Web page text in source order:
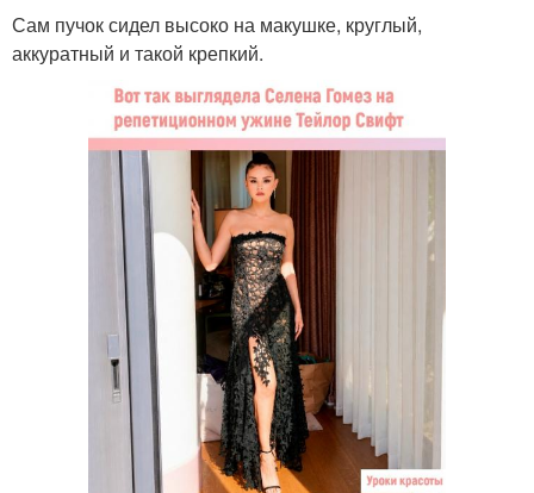
Сам пучок сидел высоко на макушке, круглый,
аккуратный и такой крепкий.